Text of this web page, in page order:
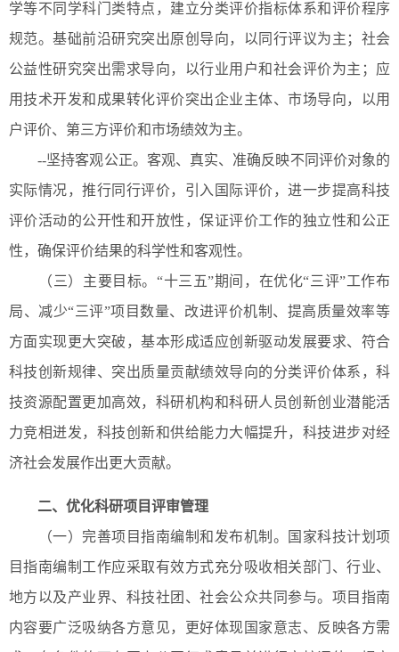
学等不同学科门类特点，建立分类评价指标体系和评价程序
规范。基础前沿研究突出原创导向，以同行评议为主；社会
公益性研究突出需求导向，以行业用户和社会评价为主；应
用技术开发和成果转化评价突出企业主体、市场导向，以用
户评价、第三方评价和市场绩效为主。
--坚持客观公正。客观、真实、准确反映不同评价对象的
实际情况，推行同行评价，引入国际评价，进一步提高科技
评价活动的公开性和开放性，保证评价工作的独立性和公正
性，确保评价结果的科学性和客观性。
（三）主要目标。“十三五”期间，在优化“三评”工作布
局、减少“三评”项目数量、改进评价机制、提高质量效率等
方面实现更大突破，基本形成适应创新驱动发展要求、符合
科技创新规律、突出质量贡献绩效导向的分类评价体系，科
技资源配置更加高效，科研机构和科研人员创新创业潜能活
力竞相迸发，科技创新和供给能力大幅提升，科技进步对经
济社会发展作出更大贡献。
二、优化科研项目评审管理
（一）完善项目指南编制和发布机制。国家科技计划项
目指南编制工作应采取有效方式充分吸收相关部门、行业、
地方以及产业界、科技社团、社会公众共同参与。项目指南
内容要广泛吸纳各方意见，更好体现国家意志、反映各方需